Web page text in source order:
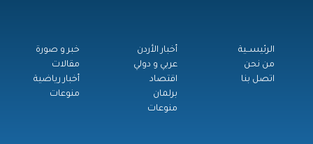
الرئيســية
من نحن
اتصل بنا
أخبار الأردن
عربي و دولي
اقتصاد
برلمان
منوعات
خبر و صورة
مقالات
أخبار رياضية
منوعات